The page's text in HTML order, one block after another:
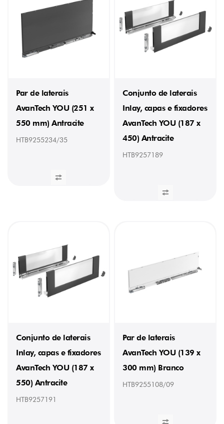
Par de laterais
AvanTech YOU (251 x
550 mm) Antracite
HTB9255234/35
Conjunto de laterais
Inlay, capas e fixadores
AvanTech YOU (187 x
450) Antracite
HTB9257189
Conjunto de laterais
Inlay, capas e fixadores
AvanTech YOU (187 x
550) Antracite
HTB9257191
Par de laterais
AvanTech YOU (139 x
300 mm) Branco
HTB9255108/09